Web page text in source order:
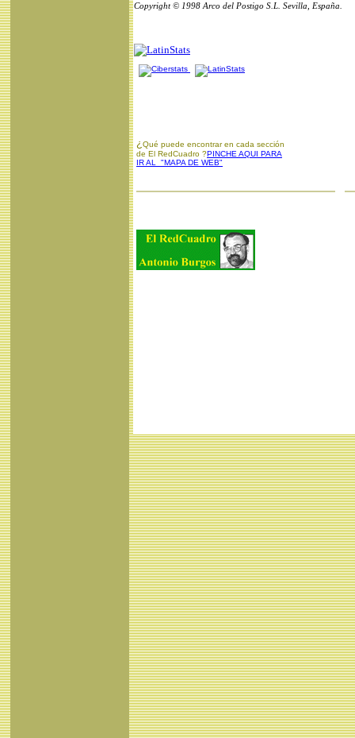
Copyright © 1998 Arco del Postigo S.L. Sevilla, España.
¿ Qué puede encontrar en cada sección
de El RedCuadro ?PINCHE AQUI PARA
IR AL "MAPA DE WEB"